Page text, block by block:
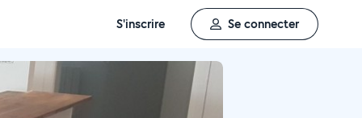
S'inscrire Se connecter